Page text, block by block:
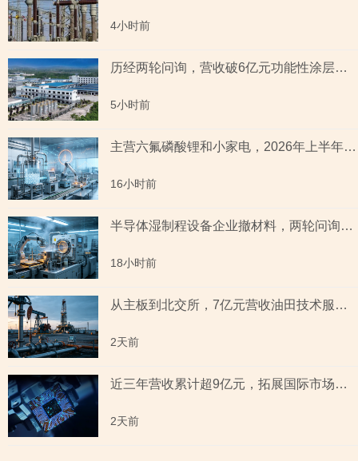
4小时前
历经两轮问询，营收破6亿元功能性涂层材料企业“撤稿”，应收账款坏账计提充分性及销售费用率低于同行均值合理性遭“连环问”
5小时前
主营六氟磷酸锂和小家电，2026年上半年预测盈利超2亿元，虚增收入被ST背后子公司未完成业绩承诺
16小时前
半导体湿制程设备企业撤材料，两轮问询聚焦收入确认时点准确性，原材料采购公允性引关注
18小时前
从主板到北交所，7亿元营收油田技术服务商两次撤单，募投项目必要性与核心技术竞争力遭“拷问”
2天前
近三年营收累计超9亿元，拓展国际市场背后外销收入合计六百余万元，辅导期间参与高校牵头的重点研发项目，大客户股东或与该高校人员“同名”
2天前